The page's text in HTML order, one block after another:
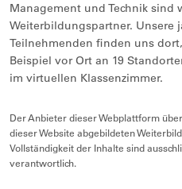
Management und Technik sind
Weiterbildungspartner. Unsere
Teilnehmenden finden uns
Beispiel vor Ort an 19
im virtuellen Klassenzimmer.
Der Anbieter dieser Webplattform
dieser Website abgebildeten
Vollständigkeit der Inhalte sind
verantwortlich.